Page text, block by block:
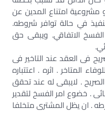
مشروعية امتناع المدين عن
في حالة توافر شروطه.
الاتفاقي. ويبقى حق
فى العقد عند التاخير فى
المتاخر . اثره . اعتتباره
. لايبقى له عند تحقق
. خضوع امر الفسخ لتقدير
. ان يظل المشترى متخلفا